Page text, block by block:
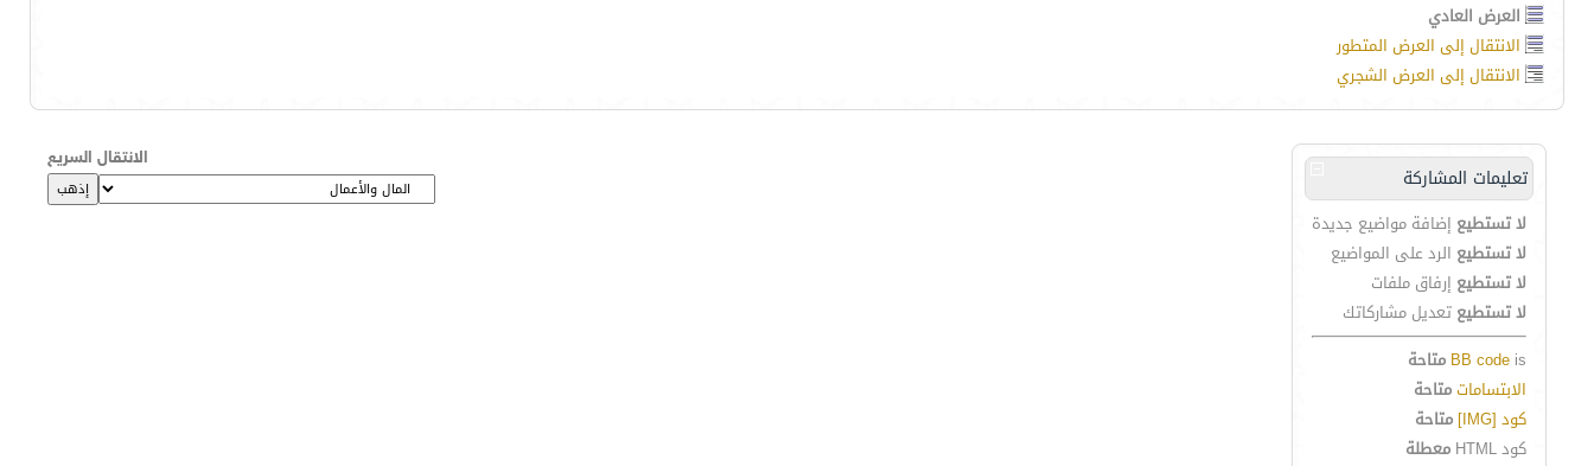
العرض العادي
الانتقال إلى العرض المتطور
الانتقال إلى العرض الشجري
تعليمات المشاركة
لا تستطيع إضافة مواضيع جديدة
لا تستطيع الرد على المواضيع
لا تستطيع إرفاق ملفات
لا تستطيع تعديل مشاركاتك
BB code is
متاحة
الابتساماتمتاحة
كود [IMG]
متاحة
كود HTML
معطلة
الانتقال السريع